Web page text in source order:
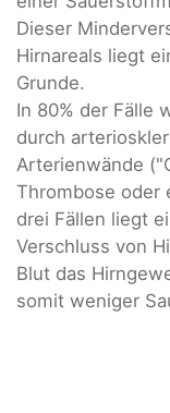
Dieser
Hirnareals liegt
Grunde.
In 80% der Fälle
durch
Arterienwände
Thrombose oder
drei Fällen liegt
Verschluss von
Blut das
somit weniger